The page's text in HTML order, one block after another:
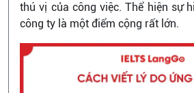
thú vị của công việc. Thể hiện sự
công ty là một điểm cộng rất lớn.